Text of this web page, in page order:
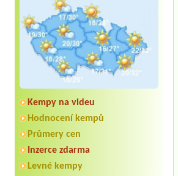
Kempy na videu
Hodnocení kempů
Průmery cen
Inzerce zdarma
Levné kempy